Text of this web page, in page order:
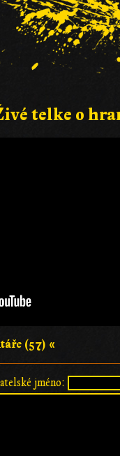
telke o
(57) «
jméno: